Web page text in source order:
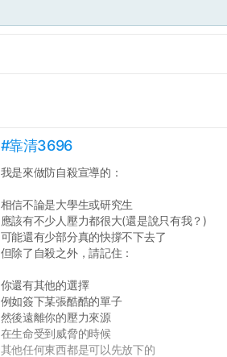
#靠清3696
我是來做防自殺宣導的：
相信不論是大學生或研究生
應該有不少人壓力都很大(還是說只有我？)
可能還有少部分真的快撐不下去了
但除了自殺之外，請記住：
你還有其他的選擇
例如簽下某張酷酷的單子
然後遠離你的壓力來源
在生命受到威脅的時候
其他任何東西都是可以先放下的